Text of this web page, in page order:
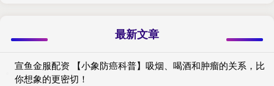
最新文章
宣鱼金服配资 【小象防癌科普】吸烟、喝酒和肿瘤的关系，比
你想象的更密切！